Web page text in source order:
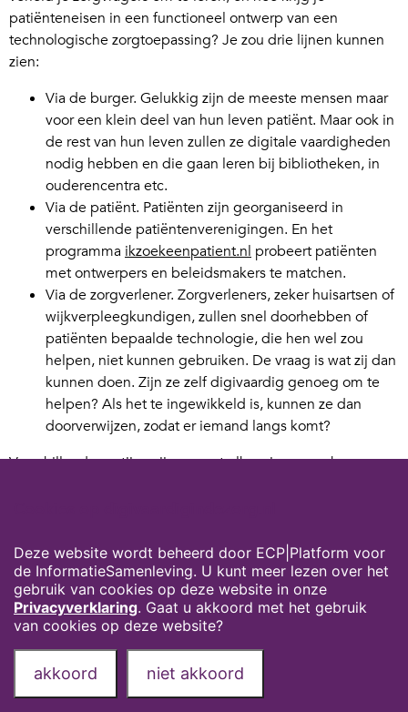
patiënteneisen in een functioneel ontwerp van een
technologische zorgtoepassing? Je zou drie lijnen kunnen
zien:
Via de burger. Gelukkig zijn de meeste mensen maar
voor een klein deel van hun leven patiënt. Maar ook in
de rest van hun leven zullen ze digitale vaardigheden
nodig hebben en die gaan leren bij bibliotheken, in
ouderencentra etc.
Via de patiënt. Patiënten zijn georganiseerd in
verschillende patiëntenverenigingen. En het
programma ikzoekeenpatient.nl probeert patiënten
met ontwerpers en beleidsmakers te matchen.
Via de zorgverlener. Zorgverleners, zeker huisartsen of
wijkverpleegkundigen, zullen snel doorhebben of
patiënten bepaalde technologie, die hen wel zou
helpen, niet kunnen gebruiken. De vraag is wat zij dan
kunnen doen. Zijn ze zelf digivaardig genoeg om te
helpen? Als het te ingewikkeld is, kunnen ze dan
doorverwijzen, zodat er iemand langs komt?
Verschillende partijen zijn nu met elkaar in gesprek om
InformatieSamenleving
Dit artikel is eerder verschenen in ICT&Health magazine nr.
6, 2019
Privacyverklaring
Over deze website
Onze partners
Contact
Deze website wordt beheerd door ECP|Platform voor
de InformatieSamenleving. U kunt meer lezen over het
gebruik van cookies op deze website in onze
Privacyverklaring. Gaat u akkoord met het gebruik
van cookies op deze website?
akkoord niet akkoord